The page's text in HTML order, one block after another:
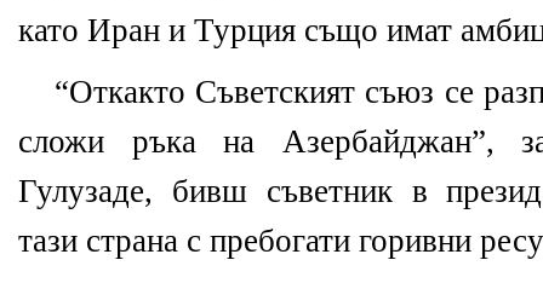
като Иран и Турция също имат
“Откакто Съветският съюз се
сложи ръка на Азербайджан”,
Гулузаде, бивш съветник в
тази страна с пребогати горивни